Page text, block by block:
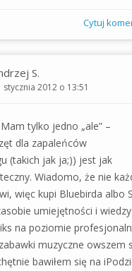
Cytuj
S.
stycznia 2012 o 13:51
tylko jedno „ale” –
dla zapaleńców
(takich jak ja;)) jest jak
Wiadomo, że nie
więc kupi Bluebirda albo
umiejętności i
na poziomie
muzyczne owszem
bawiłem się na